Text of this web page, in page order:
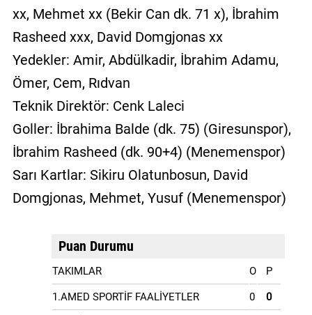
xx, Mehmet xx (Bekir Can dk. 71 x), İbrahim
Rasheed xxx, David Domgjonas xx
Yedekler: Amir, Abdülkadir, İbrahim Adamu,
Ömer, Cem, Rıdvan
Teknik Direktör: Cenk Laleci
Goller: İbrahima Balde (dk. 75) (Giresunspor),
İbrahim Rasheed (dk. 90+4) (Menemenspor)
Sarı Kartlar: Sikiru Olatunbosun, David
Domgjonas, Mehmet, Yusuf (Menemenspor)
Puan Durumu
TAKIMLAR O P
1.AMED SPORTİF FAALİYETLER 0 0